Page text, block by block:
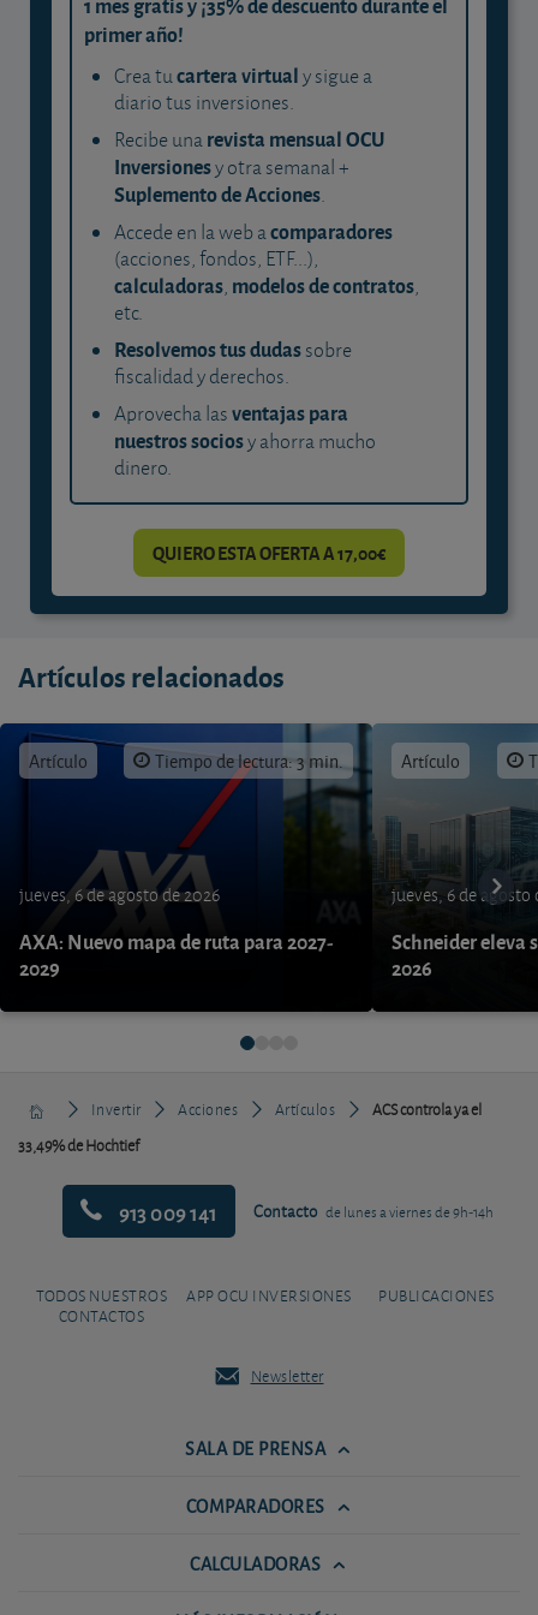
primer año!
Crea tucartera virtualy sigue a
diario tus inversiones.
Recibe unarevista mensual OCU
Inversionesy otra semanal +
Suplemento de Acciones.
Accede en la web acomparadores
(acciones, fondos, ETF...),
calculadoras, modelos de contratos,
etc.
Resolvemos tus dudassobre
fiscalidad y derechos.
Aprovecha lasventajas para
nuestros sociosy ahorra mucho
dinero.
QUIERO ESTA OFERTA A 17,00€
Artículos relacionados
Artículo Tiempo de lectura: 3 min.
jueves, 6 de agosto de 2026
AXA: Nuevo mapa de ruta para 2027-
2029
Artículo
jueves, 6 de agosto
Schneider eleva
2026
Invertir Acciones Artículos
ACS controla ya el
33,49% de Hochtief
913 009 141 Contacto de lunes a viernes de 9h-14h
TODOS NUESTROS
CONTACTOS
APP OCU INVERSIONES PUBLICACIONES
Newsletter
SALA DE PRENSA
COMPARADORES
CALCULADORAS